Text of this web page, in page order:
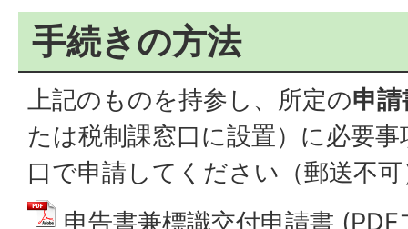
手続きの方法
上記のものを持参し、所定の申請
たは税制課窓口に設置）に必要
口で申請してください（郵送不
申告書兼標識交付申請書